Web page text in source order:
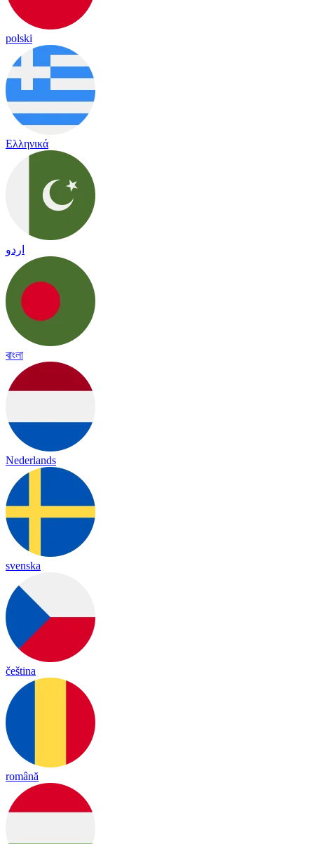
polski
Ελληνικά
اردو
বাংলা
Nederlands
svenska
čeština
română